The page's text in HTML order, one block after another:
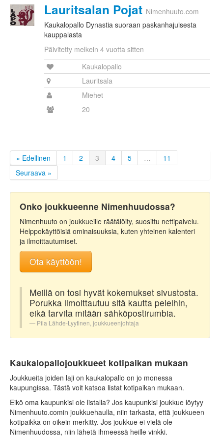
Lauritsalan Pojat Nimenhuuto.com
Kaukalopallo Dynastia suoraan paskanhajuisesta
kauppalasta
Päivitetty melkein 4 vuotta sitten
Kaukalopallo
Lauritsala
Miehet
20
« Edellinen 1 2 3 4 5 …
11
Seuraava »
Onko joukkueenne Nimenhuudossa?
Nimenhuuto on joukkueille räätälöity, suosittu nettipalvelu.
Helppokäyttöisiä ominaisuuksia, kuten yhteinen kalenteri
ja ilmoittautumiset.
Ota käyttöön!
Meillä on tosi hyvät kokemukset sivustosta.
Porukka ilmoittautuu sitä kautta peleihin,
eikä tarvita mitään sähköpostirumbia.
Piia Lähde-Lyytinen, joukkueenjohtaja
Kaukalopallojoukkueet kotipaikan mukaan
Joukkueita joiden laji on kaukalopallo on jo monessa
kaupungissa. Tästä voit katsoa listat kotipaikan mukaan.
Eikö oma kaupunkisi ole listalla? Jos kaupunkisi joukkue löytyy
Nimenhuuto.comin joukkuehaulla, niin tarkasta, että joukkueen
kotipaikka on oikein merkitty. Jos joukkue ei vielä ole
Nimenhuudossa, niin lähetä ihmeessä heille vinkki.